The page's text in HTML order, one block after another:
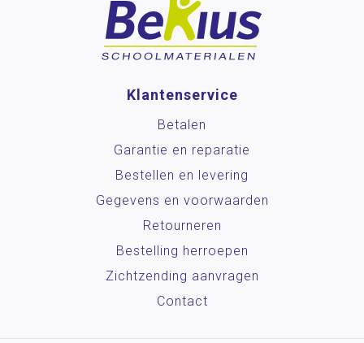
Klantenservice
Betalen
Garantie en reparatie
Bestellen en levering
Gegevens en voorwaarden
Retourneren
Bestelling herroepen
Zichtzending aanvragen
Contact